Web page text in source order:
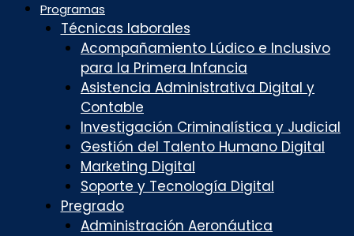
Programas
Técnicas laborales
Acompañamiento Lúdico e Inclusivo
para la Primera Infancia
Asistencia Administrativa Digital y
Contable
Investigación Criminalística y Judicial
Gestión del Talento Humano Digital
Marketing Digital
Soporte y Tecnología Digital
Pregrado
Administración Aeronáutica